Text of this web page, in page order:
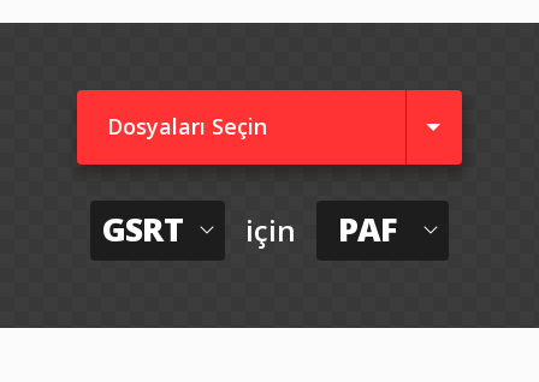
Dosyaları Seçin
GSRT için PAF